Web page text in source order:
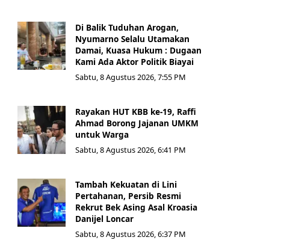
Di Balik Tuduhan Arogan,
Nyumarno Selalu Utamakan
Damai, Kuasa Hukum : Dugaan
Kami Ada Aktor Politik Biayai
Sabtu, 8 Agustus 2026, 7:55 PM
Rayakan HUT KBB ke-19, Raffi
Ahmad Borong Jajanan UMKM
untuk Warga
Sabtu, 8 Agustus 2026, 6:41 PM
Tambah Kekuatan di Lini
Pertahanan, Persib Resmi
Rekrut Bek Asing Asal Kroasia
Danijel Loncar
Sabtu, 8 Agustus 2026, 6:37 PM